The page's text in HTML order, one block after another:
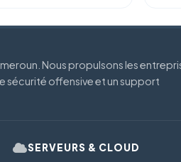
Nous propulsons les
sécurité offensive et un support
SERVEURS & CLOUD